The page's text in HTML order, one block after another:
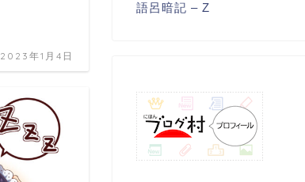
2023年1月4日
語呂暗記 – Z